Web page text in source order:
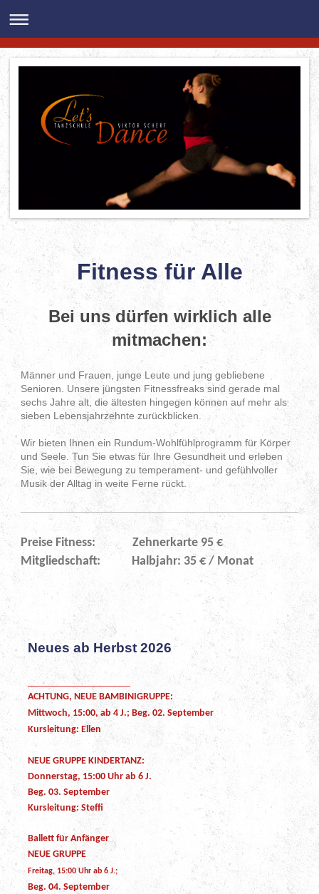
Fitness für Alle
Bei uns dürfen wirklich alle
mitmachen:
Männer und Frauen, junge Leute und jung gebliebene
Senioren. Unsere jüngsten Fitnessfreaks sind gerade mal
sechs Jahre alt, die ältesten hingegen können auf mehr als
sieben Lebensjahrzehnte zurückblicken.
Wir bieten Ihnen ein Rundum-Wohlfühlprogramm für Körper
und Seele. Tun Sie etwas für Ihre Gesundheit und erleben
Sie, wie bei Bewegung zu temperament- und gefühlvoller
Musik der Alltag in weite Ferne rückt.
Preise Fitness: Zehnerkarte 95 €
Mitgliedschaft: Halbjahr: 35 € / Monat
Neues ab Herbst 2026
__________________
ACHTUNG, NEUE BAMBINIGRUPPE:
Mittwoch, 15:00, ab 4 J.; Beg. 02. September
Kursleitung: Ellen
NEUE GRUPPE KINDERTANZ:
Donnerstag, 15:00 Uhr ab 6 J.
Beg. 03. September
Kursleitung: Steffi
Ballett für Anfänger
NEUE GRUPPE
Freitag, 15:00 Uhr ab 6 J.;
Beg. 04. September